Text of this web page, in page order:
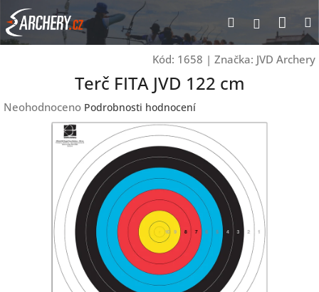
Přejít
na
obsah
Hledat
Kód: 1658 | Značka: JVD Archery
Terč FITA JVD 122 cm
Průměrné
hodnocení
hvězdiček.
Neohodnoceno Podrobnosti hodnocení